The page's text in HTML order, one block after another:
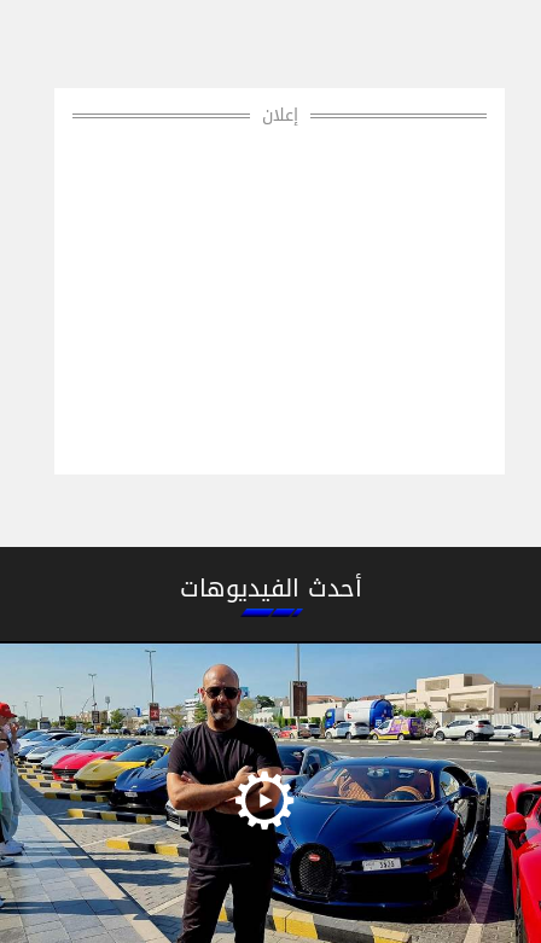
إعلان
أحدث الفيديوهات